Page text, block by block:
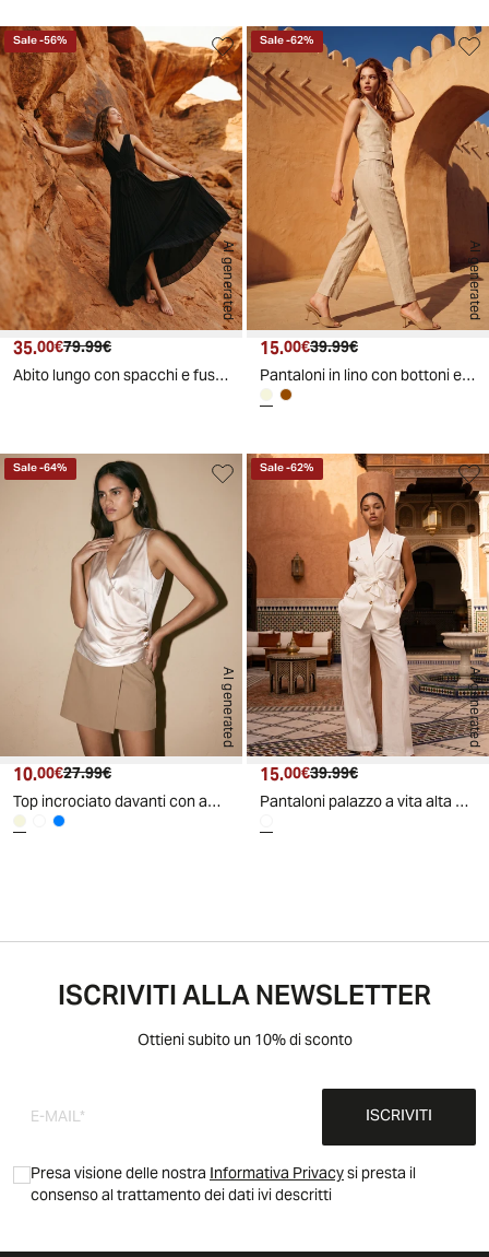
AI generated
Sale-56%
Prezzo attuale
35.00€ Prezzo originale
79.99€
Abito lungo con spacchi e fusciacca fiocco - Nero
AI generated
Sale-62%
Prezzo attuale
15.00€ Prezzo originale
39.99€
Pantaloni in lino con bottoni e pinches - Beige
AI generated
Sale-64%
Prezzo attuale
10.00€ Prezzo originale
27.99€
Top incrociato davanti con applicazioni donna - Beige
AI generated
Sale-62%
Prezzo attuale
15.00€ Prezzo originale
39.99€
Pantaloni palazzo a vita alta donna - Bianco latte
ISCRIVITI ALLA NEWSLETTER
Ottieni subito un 10% di sconto
ISCRIVITI
Presa visione delle nostraInformativa Privacysi presta il
consenso al trattamento dei dati ivi descritti